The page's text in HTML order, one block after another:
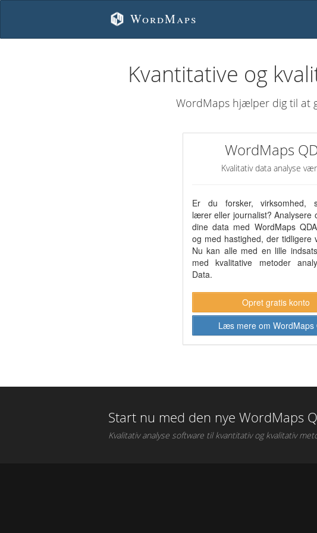
WordMaps
Kvantitative og
WordMaps hjælper dig til at
WordMaps
Kvalitativ data analyse
Er du forsker, virksomhed,
lærer eller journalist? Analysere
dine data med WordMaps
og med hastighed, der tidligere
Nu kan alle med en lille
med kvalitative metoder
Data.
Opret gratis konto
Læs mere om WordMaps
Start nu med den nye WordMaps
Kvalitativ analyse software tilkvantitativ og kvalitativ